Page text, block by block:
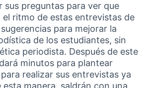
sus preguntas para ver que
ritmo de estas entrevistas de
para mejorar la
de los estudiantes, sin
periodista. Después de este
minutos para plantear
realizar sus entrevistas ya
esta manera, saldrán con una